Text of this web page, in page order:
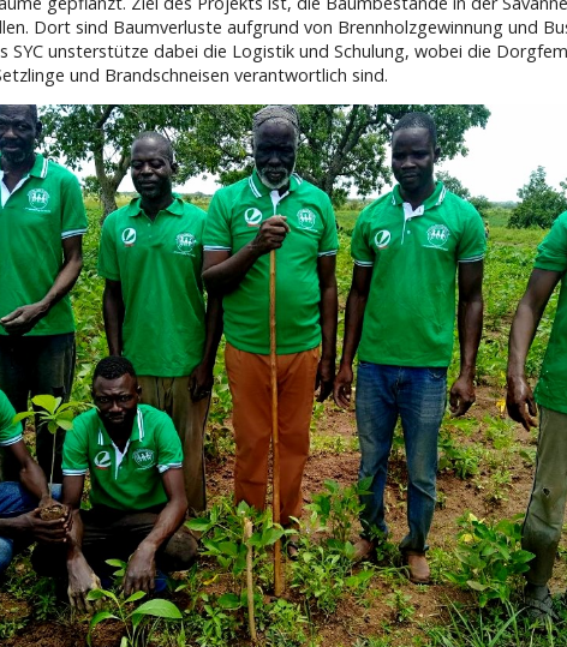
Dort sind Baumverluste aufgrund von Brennholzgewinnung und
SYC unsterstütze dabei die Logistik und Schulung, wobei die
und Brandschneisen verantwortlich sind.